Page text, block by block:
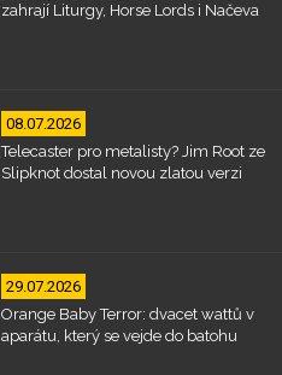
zahrají Liturgy, Horse Lords i Načeva
08.07.2026
Telecaster pro metalisty? Jim Root ze
Slipknot dostal novou zlatou verzi
29.07.2026
Orange Baby Terror: dvacet wattů v
aparátu, který se vejde do batohu